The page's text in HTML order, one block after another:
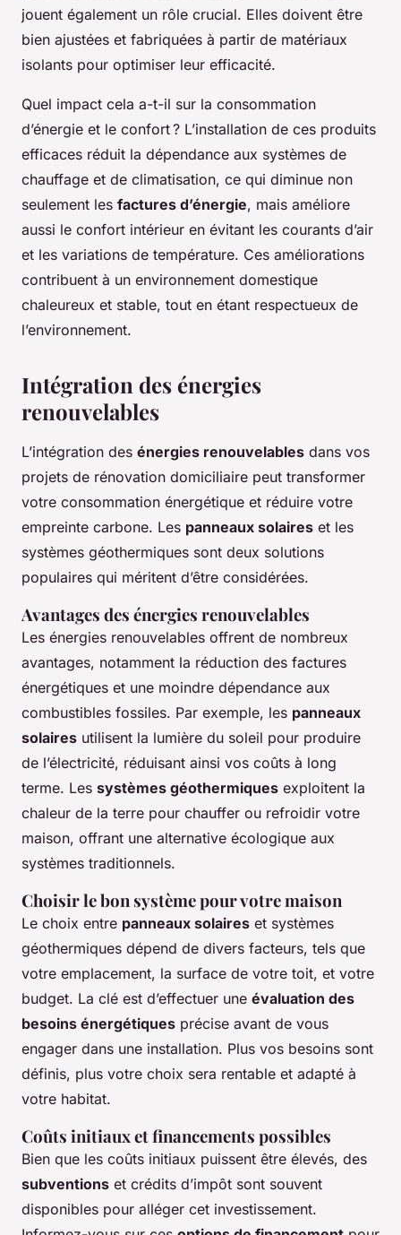
jouent également un rôle crucial. Elles doivent être
bien ajustées et fabriquées à partir de matériaux
isolants pour optimiser leur efficacité.
Quel impact cela a-t-il sur la consommation
d’énergie et le confort ? L’installation de ces produits
efficaces réduit la dépendance aux systèmes de
chauffage et de climatisation, ce qui diminue non
seulement les factures d’énergie, mais améliore
aussi le confort intérieur en évitant les courants d’air
et les variations de température. Ces améliorations
contribuent à un environnement domestique
chaleureux et stable, tout en étant respectueux de
l’environnement.
Intégration des énergies
renouvelables
L’intégration des énergies renouvelables dans vos
projets de rénovation domiciliaire peut transformer
votre consommation énergétique et réduire votre
empreinte carbone. Les panneaux solaires et les
systèmes géothermiques sont deux solutions
populaires qui méritent d’être considérées.
Avantages des énergies renouvelables
Les énergies renouvelables offrent de nombreux
avantages, notamment la réduction des factures
énergétiques et une moindre dépendance aux
combustibles fossiles. Par exemple, les panneaux
solaires utilisent la lumière du soleil pour produire
de l’électricité, réduisant ainsi vos coûts à long
terme. Les systèmes géothermiques exploitent la
chaleur de la terre pour chauffer ou refroidir votre
maison, offrant une alternative écologique aux
systèmes traditionnels.
Choisir le bon système pour votre maison
Le choix entre panneaux solaires et systèmes
géothermiques dépend de divers facteurs, tels que
votre emplacement, la surface de votre toit, et votre
budget. La clé est d’effectuer une évaluation des
besoins énergétiques précise avant de vous
engager dans une installation. Plus vos besoins sont
définis, plus votre choix sera rentable et adapté à
votre habitat.
Coûts initiaux et financements possibles
Bien que les coûts initiaux puissent être élevés, des
subventions et crédits d’impôt sont souvent
disponibles pour alléger cet investissement.